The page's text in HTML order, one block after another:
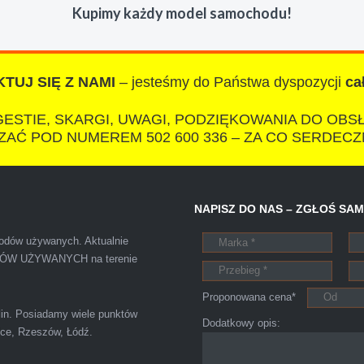
IZA
tak przyjemnie i przede wszystkim na korzystnych
Kupimy każdy model samochodu!
SIĘ Z NAMI – jesteśmy do Państwa dyspozycji
SKARGI, UWAGI, PODZIĘKOWANIA DO
POD NUMEREM 502 600 336 – ZA CO
używanych. Aktualnie
UŻYWANYCH na terenie
Posiadamy wiele punktów
Rzeszów, Łódź.
NAPISZ DO NAS – ZGŁOŚ
Proponowana cena*
Dodatkowy opis: